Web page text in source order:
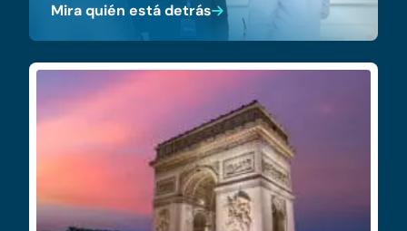
Mira quién está detrás